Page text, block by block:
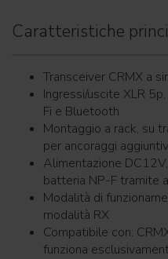
Caratteristiche
Transceiver CRMX a
Ingressi/uscite XLR
Fi e Bluetooth
Montaggio a rack, su
per ancoraggi
Alimentazione
batteria NP-F tramite
Modalità di
modalità RX
Compatibile con:
funziona